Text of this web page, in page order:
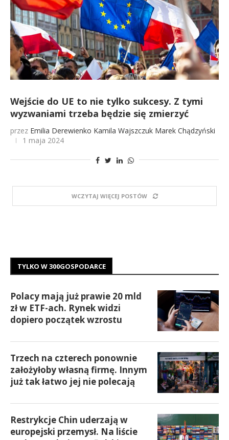
Wejście do UE to nie tylko sukcesy. Z tymi
wyzwaniami trzeba będzie się zmierzyć
przez Emilia Derewienko Kamila Wajszczuk Marek Chądzyński
1 maja 2024
WCZYTAJ WIĘCEJ POSTÓW
TYLKO W 300GOSPODARCE
Polacy mają już prawie 20 mld
zł w ETF-ach. Rynek widzi
dopiero początek wzrostu
Trzech na czterech ponownie
założyłoby własną firmę. Innym
już tak łatwo jej nie polecają
Restrykcje Chin uderzają w
europejski przemysł. Na liście